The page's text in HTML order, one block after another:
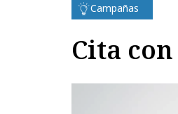
Campañas
Cita